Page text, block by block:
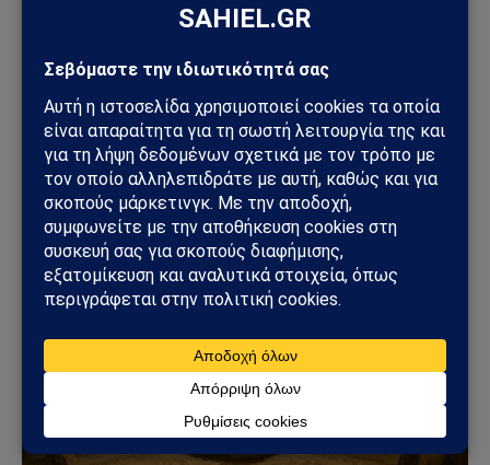
Το Sahiel.gr είναι ανεξάρτητη ψηφιακή πύλη ενημέρωσης
ασφάλεια, τα εθνικά ζητήματα και τις διεθνείς εξελίξεις
που επηρεάζουν την Ελλάδα και τον ευρύτερο ελληνισμό.
ΔΕΙΤΕ ΕΠΙΣΗΣ →